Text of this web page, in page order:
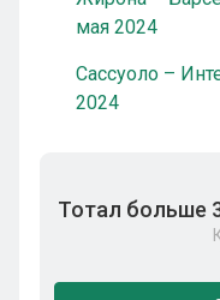
мая 2024
Сассуоло –
2024
Тотал больше